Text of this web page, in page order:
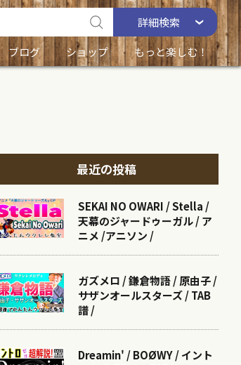
詳細検索
ブログ ショップ もっと楽しむ！
最近の投稿
SEKAI NO OWARI / Stella /
天幕のジャードゥーガル / ア
ニメ /アニソン /
ガズメロ / 鎌倉物語 / 原由子 /
サザンオールスターズ / TAB
譜 /
Dreamin' / BOØWY / イント